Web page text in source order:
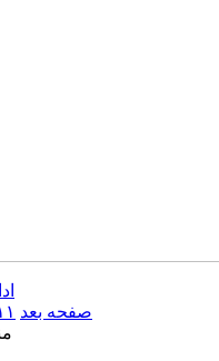
صفحه بعد